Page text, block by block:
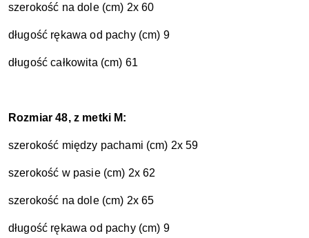
szerokość na dole (cm) 2x 60
długość rękawa od pachy (cm) 9
długość całkowita (cm) 61
Rozmiar 48, z metki M:
szerokość między pachami (cm) 2x 59
szerokość w pasie (cm) 2x 62
szerokość na dole (cm) 2x 65
długość rękawa od pachy (cm) 9